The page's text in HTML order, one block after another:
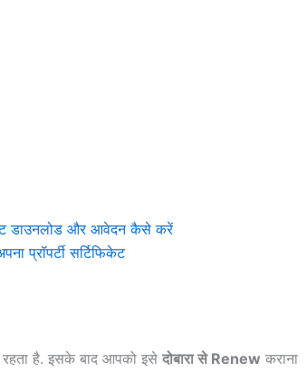
डाउनलोड और आवेदन कैसे करें
सर्टिफिकेट
है. इसके बाद आपको इसे दोबारा से Renew कराना